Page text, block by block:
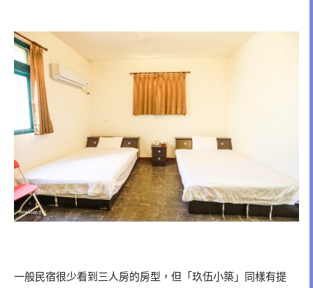
一般民宿很少看到三人房的房型，但「玖伍小築」同樣有提